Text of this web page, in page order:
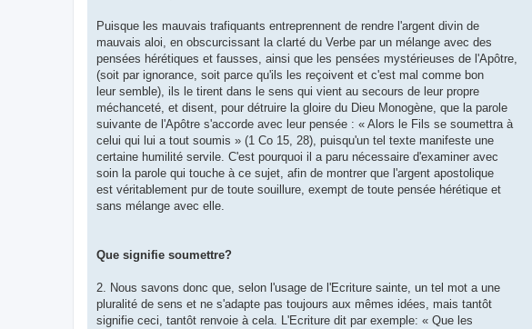
Puisque les mauvais trafiquants entreprennent de rendre l'argent divin de
mauvais aloi, en obscurcissant la clarté du Verbe par un mélange avec des
pensées hérétiques et fausses, ainsi que les pensées mystérieuses de l'Apôtre,
(soit par ignorance, soit parce qu'ils les reçoivent et c'est mal comme bon
leur semble), ils le tirent dans le sens qui vient au secours de leur propre
méchanceté, et disent, pour détruire la gloire du Dieu Monogène, que la parole
suivante de l'Apôtre s'accorde avec leur pensée : « Alors le Fils se soumettra à
celui qui lui a tout soumis » (1 Co 15, 28), puisqu'un tel texte manifeste une
certaine humilité servile. C'est pourquoi il a paru nécessaire d'examiner avec
soin la parole qui touche à ce sujet, afin de montrer que l'argent apostolique
est véritablement pur de toute souillure, exempt de toute pensée hérétique et
sans mélange avec elle.
Que signifie soumettre?
2. Nous savons donc que, selon l'usage de l'Ecriture sainte, un tel mot a une
pluralité de sens et ne s'adapte pas toujours aux mêmes idées, mais tantôt
signifie ceci, tantôt renvoie à cela. L'Ecriture dit par exemple: « Que les